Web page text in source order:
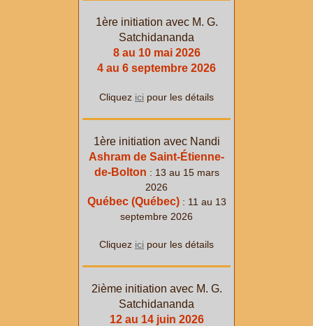
1ère initiation avec M. G.
Satchidananda
8 au 10 mai 2026
4 au 6 septembre 2026
Cliquez ici pour les détails
1ère initiation avec Nandi
Ashram de Saint-Étienne-
de-Bolton : 13 au 15 mars
2026
Québec (Québec): 11 au 13
septembre 2026
Cliquez ici pour les détails
2ième initiation avec M. G.
Satchidananda
12 au 14 juin 2026